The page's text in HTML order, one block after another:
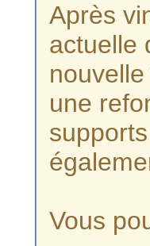
Après
actuelle
une
Vous